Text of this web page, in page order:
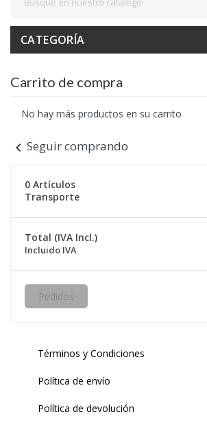
CATEGORÍA
Carrito de compra
No hay más productos en su carrito
chevron_left Seguir comprando
0 Artículos
Transporte
Total (IVA Incl.)
Incluido IVA
Pedidos
Términos y Condiciones
Política de envío
Política de devolución